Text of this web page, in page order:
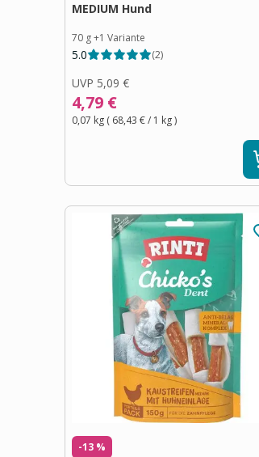
MEDIUM Hund
70 g+1 Variante
5.0 (2)
UVP 5,09 €
4,79 €
0,07 kg ( 68,43 €/ 1 kg)
-13 %